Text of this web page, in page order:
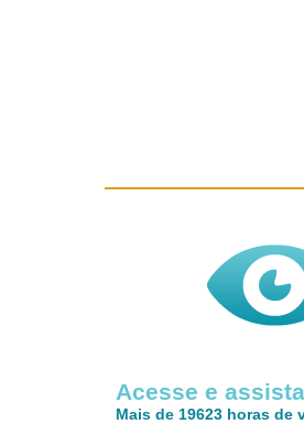
Acesse e
Mais de 19623 horas de